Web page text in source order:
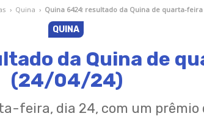
› Quina › Quina 6424: resultado da Quina de quarta-feira
QUINA
da Quina de
(24/04/24)
feira, dia 24, com um prêmio